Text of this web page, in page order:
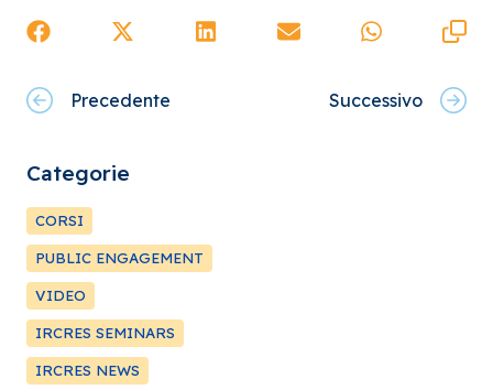
Precedente Successivo
Categorie
CORSI
PUBLIC ENGAGEMENT
VIDEO
IRCRES SEMINARS
IRCRES NEWS